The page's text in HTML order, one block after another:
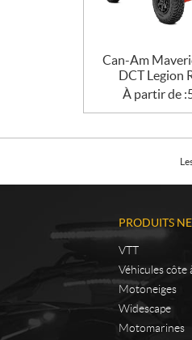
Can-Am
DCT Legion
À partir de :
PRODUITS
VTT
Véhicules côte
Motoneiges
Widescape
Motomarines